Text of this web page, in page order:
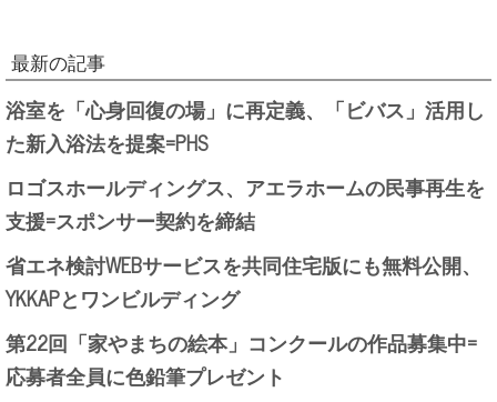
最新の記事
浴室を「心身回復の場」に再定義、「ビバス」活用し
た新入浴法を提案=PHS
ロゴスホールディングス、アエラホームの民事再生を
支援=スポンサー契約を締結
省エネ検討WEBサービスを共同住宅版にも無料公開、
YKKAPとワンビルディング
第22回「家やまちの絵本」コンクールの作品募集中=
応募者全員に色鉛筆プレゼント